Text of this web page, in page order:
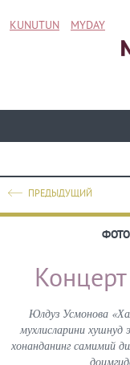
KUNUTUN MYDAY
ПРЕДЫДУЩИЙ
Юлдуз Усмонова
мухлисларини
хонанданинг самимий